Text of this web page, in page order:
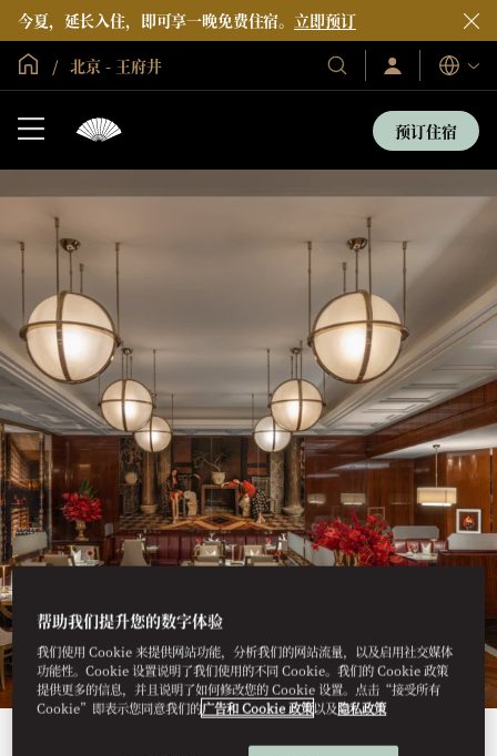
今夏，延长入住，即可享一晚免费住宿。 立即预订
全球首页
北京 - 王府井
我
们
登
录/
即
加
入
语
言
预订住宿
帮助我们提升您的数字体验
我们使用 Cookie 来提供网站功能，分析我们的网站流量，以及启用社交媒体
功能性。Cookie 设置说明了我们使用的不同 Cookie。我们的 Cookie 政策
提供更多的信息，并且说明了如何修改您的 Cookie 设置。点击“接受所有
Cookie”即表示您同意我们的广告和 Cookie 政策以及隐私政策